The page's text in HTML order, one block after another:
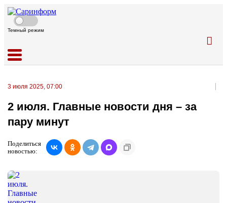
Темный режим
3 июля 2025, 07:00
2 июля. Главные новости дня – за
пару минут
Поделиться
новостью: